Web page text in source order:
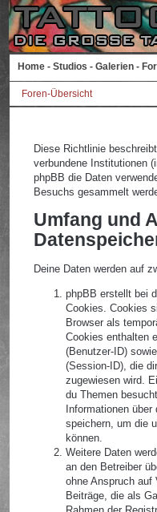
Home - Studios - Galerien -
Foren-Übersicht
Diese Richtlinie
verbundene Institutionen
phpBB die Daten
Besuchs gesammelt
Umfang und
Deine Daten werden auf
phpBB erstellt bei
Cookies. Cookies
Browser als
Cookies enthalten
(Benutzer-ID)
(Session-ID), die
zugewiesen wird.
du Themen
Informationen
speichern, um die
können.
Weitere Daten
an den Betreiber
ohne Anspruch
Beiträge, die als